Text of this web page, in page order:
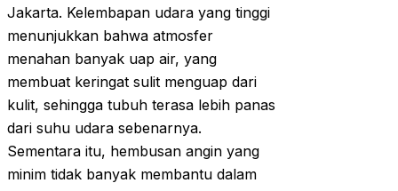
Jakarta. Kelembapan udara yang tinggi
menunjukkan bahwa atmosfer
menahan banyak uap air, yang
membuat keringat sulit menguap dari
kulit, sehingga tubuh terasa lebih panas
dari suhu udara sebenarnya.
Sementara itu, hembusan angin yang
minim tidak banyak membantu dalam